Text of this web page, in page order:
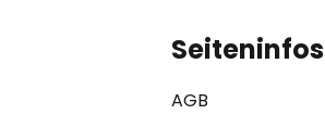
Seiteninfos
AGB